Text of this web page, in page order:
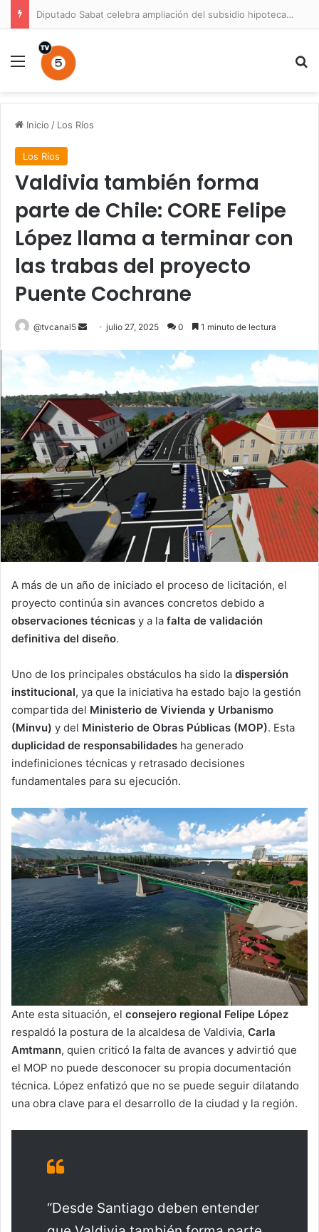
Diputado Sabat celebra ampliación del subsidio hipotecario con viviendas de hasta 6.000 UF
Menú
Inicio / Los Ríos
Los Ríos
Valdivia también forma
parte de Chile: CORE Felipe
López llama a terminar con
las trabas del proyecto
Puente Cochrane
@tvcanal5
Sendjulio 27, 2025 0 1 minuto de lectura
A más de un año de iniciado el proceso de licitación, el
proyecto continúa sin avances concretos debido a
observaciones técnicas y a la falta de validación
definitiva del diseño.
Uno de los principales obstáculos ha sido la dispersión
institucional, ya que la iniciativa ha estado bajo la gestión
compartida del Ministerio de Vivienda y Urbanismo
(Minvu) y del Ministerio de Obras Públicas (MOP). Esta
duplicidad de responsabilidades ha generado
indefiniciones técnicas y retrasado decisiones
fundamentales para su ejecución.
Ante esta situación, el consejero regional Felipe López
respaldó la postura de la alcaldesa de Valdivia, Carla
Amtmann, quien criticó la falta de avances y advirtió que
el MOP no puede desconocer su propia documentación
técnica. López enfatizó que no se puede seguir dilatando
una obra clave para el desarrollo de la ciudad y la región.
“Desde Santiago deben entender